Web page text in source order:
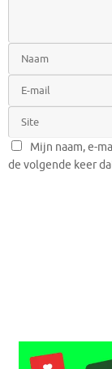
Mijn naam, e-
de volgende keer